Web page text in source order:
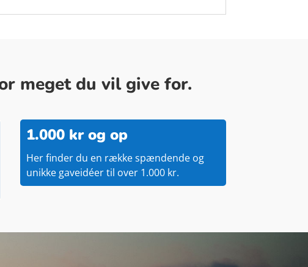
meget du vil give for.
1.000 kr og op
Her finder du en række spændende og
unikke gaveidéer til over 1.000 kr.